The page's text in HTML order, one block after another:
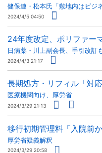
健保連・松本氏「敷地内はビジ
2024/4/5 04:50
24年度改定、ポリファー
日病薬・川上副会長、手引改訂
2024/4/3 21:17
長期処方・リフィル「対
医療機関向け、厚労省
2024/3/29 21:13
移行初期管理料「入院前
厚労省疑義解釈
2024/3/29 20:58